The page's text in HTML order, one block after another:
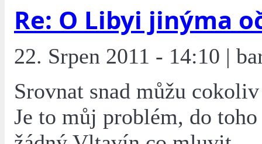
Re: O Libyi jinýma
22. Srpen 2011 - 14:10 |
Srovnat snad můžu
Je to můj problém, do